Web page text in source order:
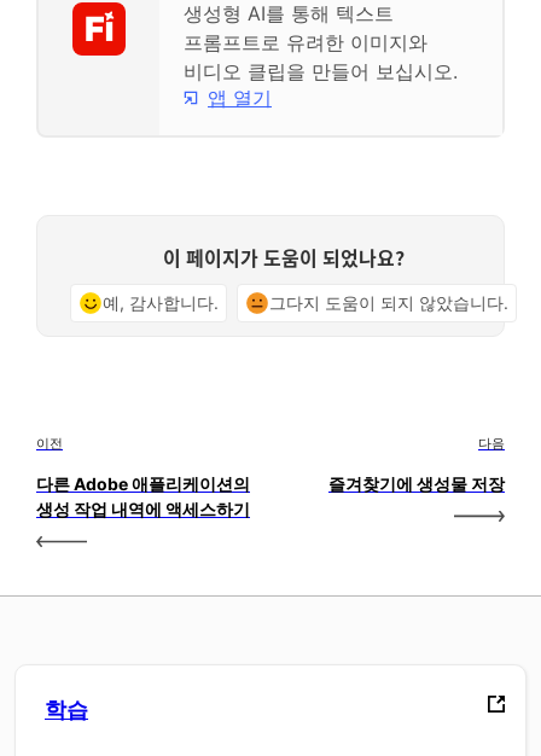
생성형 AI를 통해 텍스트
프롬프트로 유려한 이미지와
비디오 클립을 만들어 보십시오.
앱 열기
이 페이지가 도움이 되었나요?
예, 감사합니다. 그다지 도움이 되지 않았습니다.
이전
다른 Adobe 애플리케이션의
생성 작업 내역에 액세스하기
다음
즐겨찾기에 생성물 저장
학습